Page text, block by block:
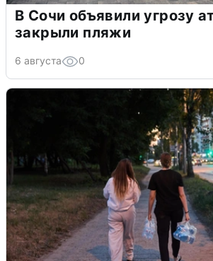
В Сочи объявили угрозу
закрыли пляжи
6 августа 0